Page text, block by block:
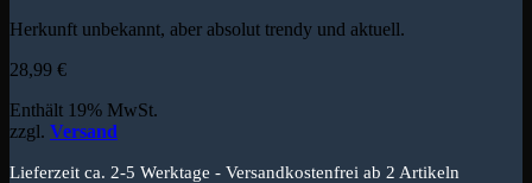
Herkunft unbekannt, aber absolut trendy und aktuell.
28,99 €
Enthält 19% MwSt.
zzgl. Versand
Lieferzeit ca. 2-5 Werktage - Versandkostenfrei ab 2 Artikeln